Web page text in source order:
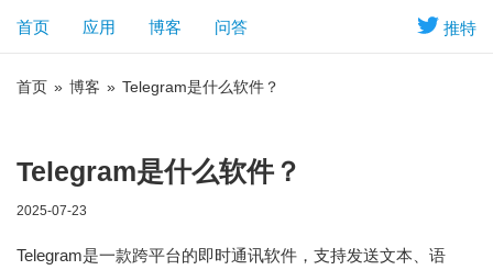
推特
首页 应用 博客 问答
首页 » 博客 » Telegram是什么软件？
Telegram是什么软件？
2025-07-23
Telegram是一款跨平台的即时通讯软件，支持发送文本、语